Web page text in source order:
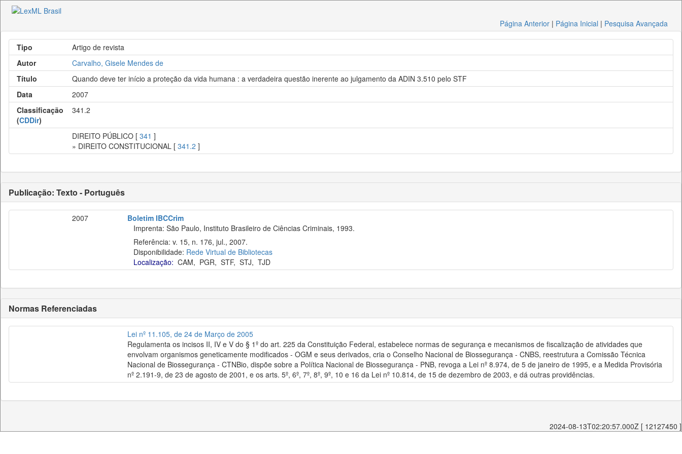
Página Anterior | Página Inicial | Pesquisa Avançada
Tipo
Artigo de revista
Autor
Carvalho, Gisele Mendes de
Título
Quando deve ter início a proteção da vida humana : a verdadeira questão inerente ao julgamento da ADIN 3.510 pelo STF
Data
2007
Classificação
(CDDir)
341.2
DIREITO PÚBLICO [ 341 ]
» DIREITO CONSTITUCIONAL [ 341.2 ]
Publicação: Texto - Português
2007
Boletim IBCCrim
Imprenta: São Paulo, Instituto Brasileiro de Ciências Criminais, 1993.
Referência: v. 15, n. 176, jul., 2007.
Disponibilidade: Rede Virtual de Bibliotecas
Localização: CAM, PGR, STF, STJ, TJD
Normas Referenciadas
Lei nº 11.105, de 24 de Março de 2005
Regulamenta os incisos II, IV e V do § 1º do art. 225 da Constituição Federal, estabelece normas de segurança e mecanismos de fiscalização de atividades que
envolvam organismos geneticamente modificados - OGM e seus derivados, cria o Conselho Nacional de Biossegurança - CNBS, reestrutura a Comissão Técnica
Nacional de Biossegurança - CTNBio, dispõe sobre a Política Nacional de Biossegurança - PNB, revoga a Lei nº 8.974, de 5 de janeiro de 1995, e a Medida Provisória
nº 2.191-9, de 23 de agosto de 2001, e os arts. 5º, 6º, 7º, 8º, 9º, 10 e 16 da Lei nº 10.814, de 15 de dezembro de 2003, e dá outras providências.
2024-08-13T02:20:57.000Z [ 12127450 ]